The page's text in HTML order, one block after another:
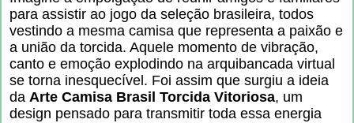
para assistir ao jogo da seleção brasileira, todos
vestindo a mesma camisa que representa a paixão e
a união da torcida. Aquele momento de vibração,
canto e emoção explodindo na arquibancada virtual
se torna inesquecível. Foi assim que surgiu a ideia
da Arte Camisa Brasil Torcida Vitoriosa, um
design pensado para transmitir toda essa energia